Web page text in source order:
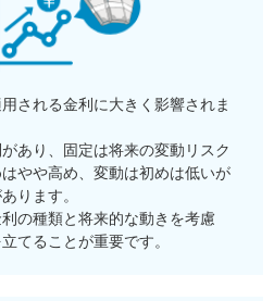
される金利に大きく影響されま
あり、固定は将来の変動リスク
やや高め、変動は初めは低いが
ります。
の種類と将来的な動きを考慮
てることが重要です。